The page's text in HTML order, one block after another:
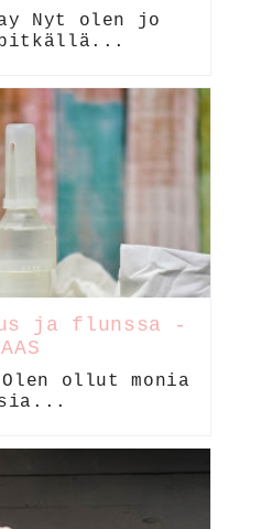
Nyt olen jo
pitkällä...
ja flunssa -
ollut monia